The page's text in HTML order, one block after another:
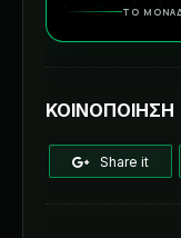
ΤΟ
ΚΟΙΝΟΠΟΙΗΣΗ
Share it